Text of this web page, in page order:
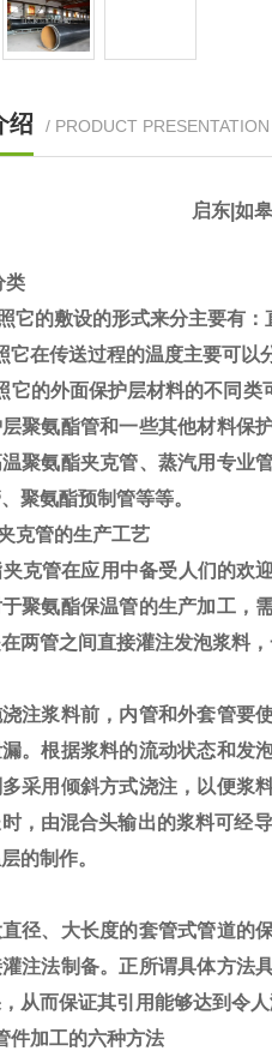
绍 / PRODUCT PRESENTATION
启东|如
类
它的敷设的形式来分主要有
它在传送过程的温度主要可以
它的外面保护层材料的不同
聚氨酯管和一些其他材料保
聚氨酯夹克管、蒸汽用专业
聚氨酯预制管等等。
克管的生产工艺
克管在应用中备受人们的欢
聚氨酯保温管的生产加工，
两管之间直接灌注发泡浆料，
注浆料前，内管和外套管要
漏。根据浆料的流动状态和发
采用倾斜方式浇注，以便浆
，由混合头输出的浆料可经
的制作。
径、大长度的套管式管道的
灌注法制备。正所谓具体方法
从而保证其引用能够达到令人
件加工的六种方法